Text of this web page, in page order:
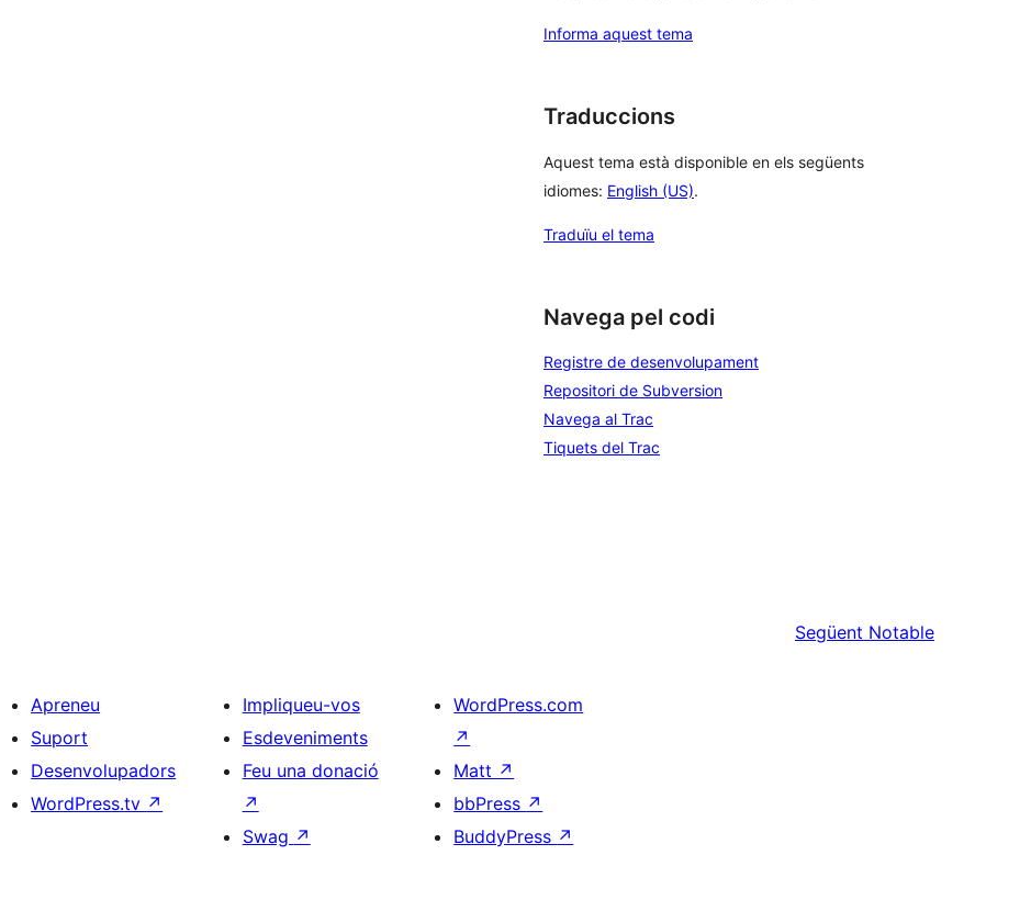
Informa aquest tema
Traduccions
Aquest tema està disponible en els següents
idiomes: English (US).
Traduïu el tema
Navega pel codi
Registre de desenvolupament
Repositori de Subversion
Navega al Trac
Tiquets del Trac
Següent Notable
Apreneu
Suport
Desenvolupadors
WordPress.tv ↗
Impliqueu-vos
Esdeveniments
Feu una donació
↗
Swag ↗
WordPress.com
↗
Matt ↗
bbPress ↗
BuddyPress ↗